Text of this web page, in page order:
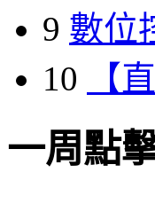
9 數位
10
【
一周點